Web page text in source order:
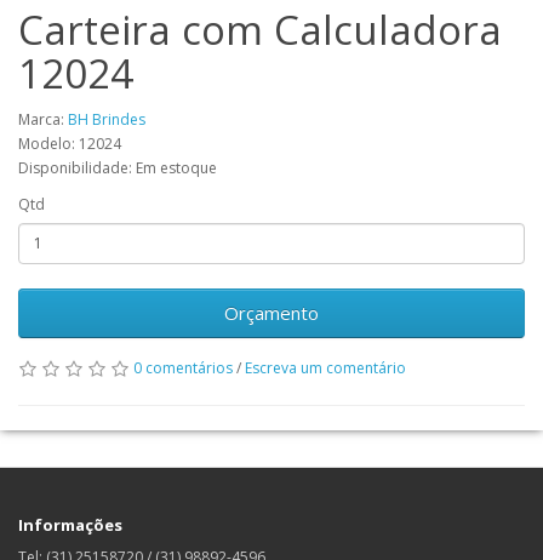
Carteira com Calculadora
12024
Marca: BH Brindes
Modelo: 12024
Disponibilidade: Em estoque
Qtd
Orçamento
0 comentários/ Escreva um comentário
Informações